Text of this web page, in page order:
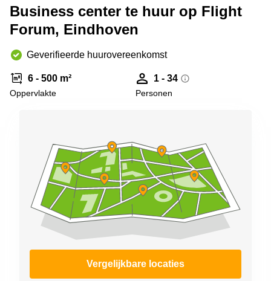
in Arnhem
Coworking
Hilversum
Coworking
space
Zwolle
Kantoor
Hengelo
Bedrijfsruimte
Huren in
Nijmegen
Business center te huur op Flight
Forum, Eindhoven
Geverifieerde huurovereenkomst
6 - 500 m²
Oppervlakte
1 - 34
Personen
Vergelijkbare locaties